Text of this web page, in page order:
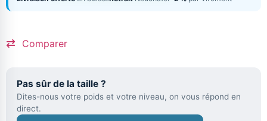
Comparer
Pas sûr de la taille ?
Dites-nous votre poids et votre niveau, on vous répond en
direct.